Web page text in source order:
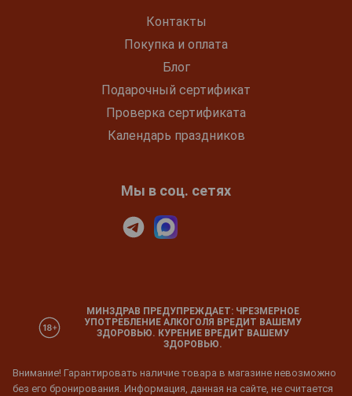
Контакты
Покупка и оплата
Блог
Подарочный сертификат
Проверка сертификата
Календарь праздников
Мы в соц. сетях
МИНЗДРАВ ПРЕДУПРЕЖДАЕТ: ЧРЕЗМЕРНОЕ
УПОТРЕБЛЕНИЕ АЛКОГОЛЯ ВРЕДИТ ВАШЕМУ
ЗДОРОВЬЮ. КУРЕНИЕ ВРЕДИТ ВАШЕМУ
ЗДОРОВЬЮ.
Внимание! Гарантировать наличие товара в магазине невозможно
без его бронирования. Информация, данная на сайте, не считается